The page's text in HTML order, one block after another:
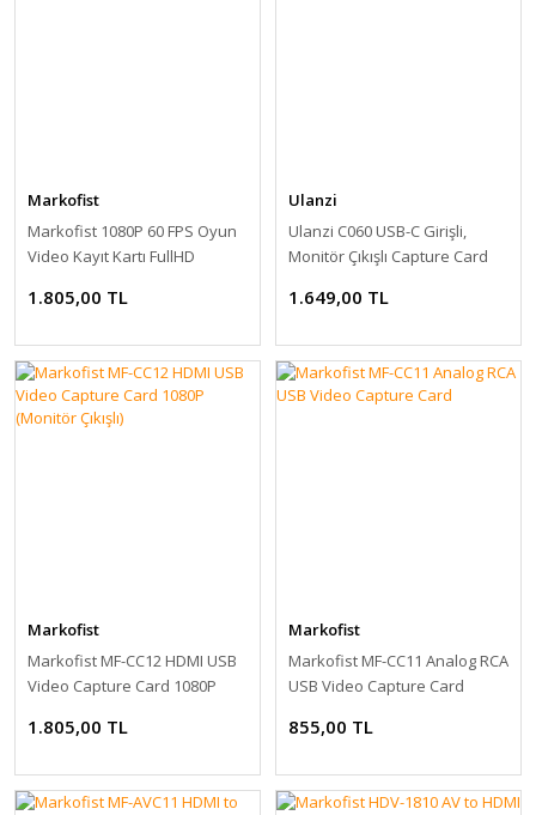
Markofist
Markofist 1080P 60 FPS Oyun
Video Kayıt Kartı FullHD
1.805,00 TL
Ulanzi
Ulanzi C060 USB-C Girişli,
Monitör Çıkışlı Capture Card
1.649,00 TL
Markofist
Markofist MF-CC12 HDMI USB
Video Capture Card 1080P
1.805,00 TL
Markofist
Markofist MF-CC11 Analog RCA
USB Video Capture Card
855,00 TL